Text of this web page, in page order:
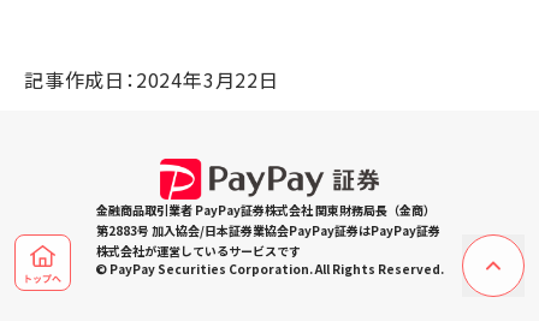
記事作成日：2024年3月22日
金融商品取引業者 PayPay証券株式会社 関東財務局長（金商）
第2883号 加入協会/日本証券業協会PayPay証券はPayPay証券
株式会社が運営しているサービスです
© PayPay Securities Corporation. All Rights Reserved.